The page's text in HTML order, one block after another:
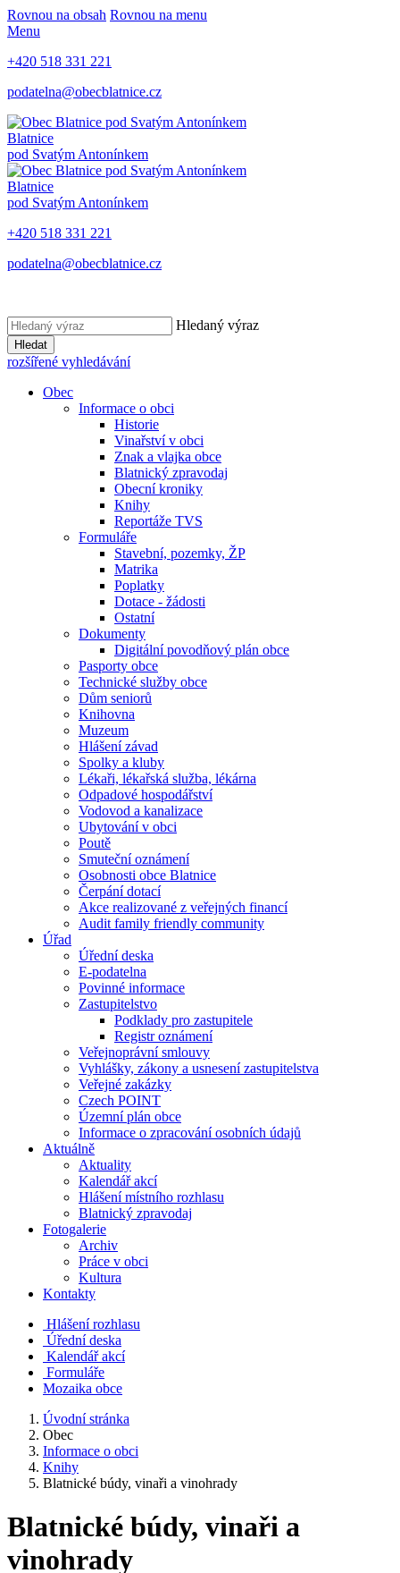
Rovnou na obsah Rovnou na menu
Menu
+420 518 331 221
podatelna@obecblatnice.cz
Blatnice
pod Svatým Antonínkem
Blatnice
pod Svatým Antonínkem
+420 518 331 221
podatelna@obecblatnice.cz
Hledaný výraz
Hledat
rozšířené vyhledávání
Obec
Informace o obci
Historie
Vinařství v obci
Znak a vlajka obce
Blatnický zpravodaj
Obecní kroniky
Knihy
Reportáže TVS
Formuláře
Stavební, pozemky, ŽP
Matrika
Poplatky
Dotace - žádosti
Ostatní
Dokumenty
Digitální povodňový plán obce
Pasporty obce
Technické služby obce
Dům seniorů
Knihovna
Muzeum
Hlášení závad
Spolky a kluby
Lékaři, lékařská služba, lékárna
Odpadové hospodářství
Vodovod a kanalizace
Ubytování v obci
Poutě
Smuteční oznámení
Osobnosti obce Blatnice
Čerpání dotací
Akce realizované z veřejných financí
Audit family friendly community
Úřad
Úřední deska
E-podatelna
Povinné informace
Zastupitelstvo
Podklady pro zastupitele
Registr oznámení
Veřejnoprávní smlouvy
Vyhlášky, zákony a usnesení zastupitelstva
Veřejné zakázky
Czech POINT
Územní plán obce
Informace o zpracování osobních údajů
Aktuálně
Aktuality
Kalendář akcí
Hlášení místního rozhlasu
Blatnický zpravodaj
Fotogalerie
Archiv
Práce v obci
Kultura
Kontakty
Hlášení rozhlasu
Úřední deska
Kalendář akcí
Formuláře
Mozaika obce
Úvodní stránka
Obec
Informace o obci
Knihy
Blatnické búdy, vinaři a vinohrady
Blatnické búdy, vinaři a
vinohrady